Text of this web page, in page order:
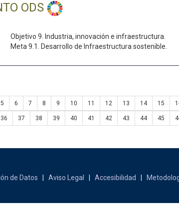
ODS
Objetivo 9. Industria, innovación e infraestructura.
Meta 9.1. Desarrollo de Infraestructura sostenible.
5 6 7 8 9 10 11 12 13 14 15
36 37 38 39 40 41 42 43 44 45
de Datos Aviso Legal Accesibilidad